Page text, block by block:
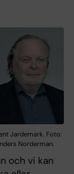
Jardemark. Foto:
Norderman.
och vi kan